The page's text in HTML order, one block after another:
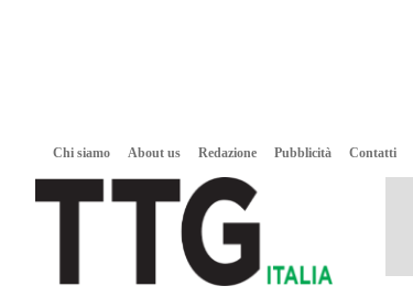
Chi siamo About us Redazione Pubblicità Contatti